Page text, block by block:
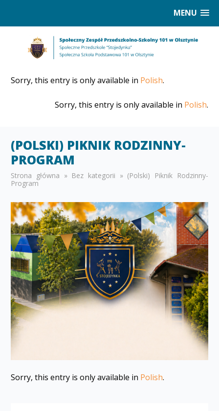
MENU
Sorry, this entry is only available in Polish.
Sorry, this entry is only available in Polish.
(POLSKI) PIKNIK RODZINNY-
PROGRAM
Strona główna » Bez kategorii » (Polski) Piknik Rodzinny-
Program
Sorry, this entry is only available in Polish.